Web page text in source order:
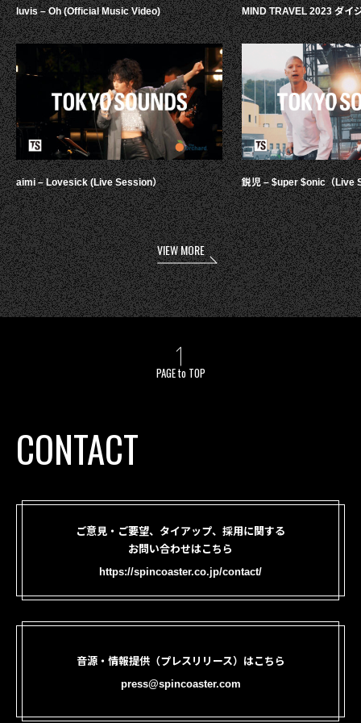
luvis – Oh (Official Music Video)
aimi – Lovesick (Live Session）
MIND TRAVEL 2023 ダイ
鋭児 – $uper $onic（Live
VIEW MORE
PAGE to TOP
CONTACT
ご意見・ご要望、タイアップ、採用に関する
お問い合わせはこちら
https://spincoaster.co.jp/contact/
音源・情報提供（プレスリリース）はこちら
press@spincoaster.com